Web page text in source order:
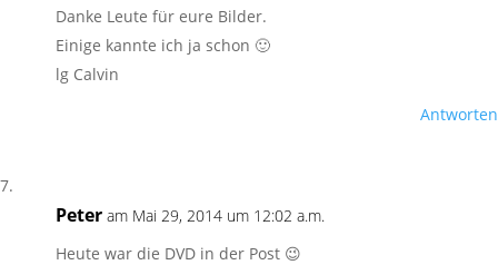
Danke Leute für eure Bilder.
Einige kannte ich ja schon 🙂
lg Calvin
Antworten
Peter am Mai 29, 2014 um 12:02 a.m.
Heute war die DVD in der Post 😉